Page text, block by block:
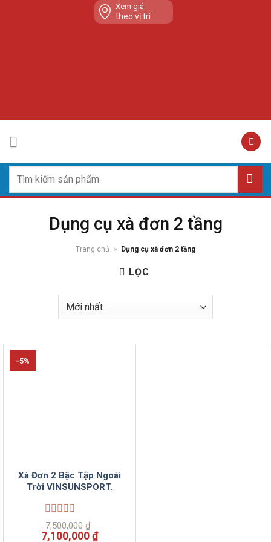
Xem giá
theo vị trí
kiếm:
Dụng cụ xà đơn 2 tầng
Trang chủ » Dụng cụ xà đơn 2 tầng
LỌC
-5%
Xà Đơn 2 Bậc Tập Ngoài
Trời VINSUNSPORT.
Được
xếp
7,500,000₫
Giá
7,100,000₫Giá